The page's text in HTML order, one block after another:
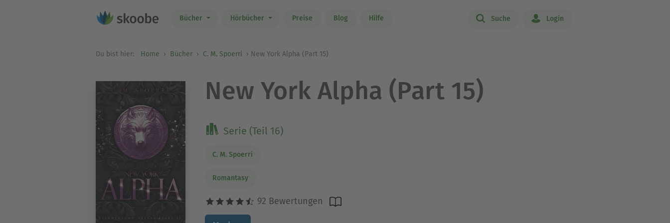
Bücher Hörbücher Preise Blog Hilfe Suche Login
Du bist hier: Home Bücher C. M. Spoerri New York Alpha (Part 15)
New York Alpha (Part 15)
Serie (Teil 16)
C. M. Spoerri
Romantasy
92 Bewertungen